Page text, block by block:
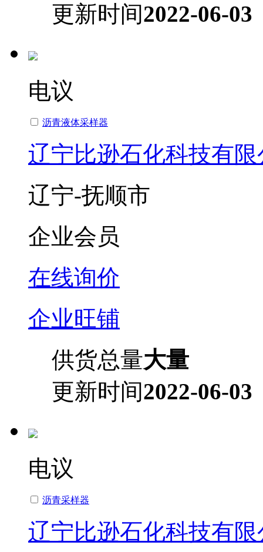
更新时间2022-06-03
电议
沥青液体采样器
辽宁比逊石化科技有限
辽宁-抚顺市
企业会员
在线询价
企业旺铺
供货总量大量
更新时间2022-06-03
电议
沥青采样器
辽宁比逊石化科技有限